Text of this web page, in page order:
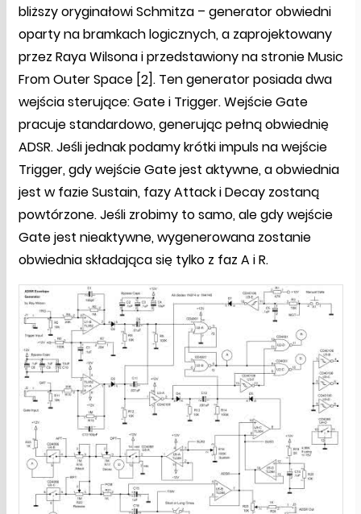
bliższy oryginałowi Schmitza – generator obwiedni
oparty na bramkach logicznych, a zaprojektowany
przez Raya Wilsona i przedstawiony na stronie Music
From Outer Space [2]. Ten generator posiada dwa
wejścia sterujące: Gate i Trigger. Wejście Gate
pracuje standardowo, generując pełną obwiednię
ADSR. Jeśli jednak podamy krótki impuls na wejście
Trigger, gdy wejście Gate jest aktywne, a obwiednia
jest w fazie Sustain, fazy Attack i Decay zostaną
powtórzone. Jeśli zrobimy to samo, ale gdy wejście
Gate jest nieaktywne, wygenerowana zostanie
obwiednia składająca się tylko z faz A i R.